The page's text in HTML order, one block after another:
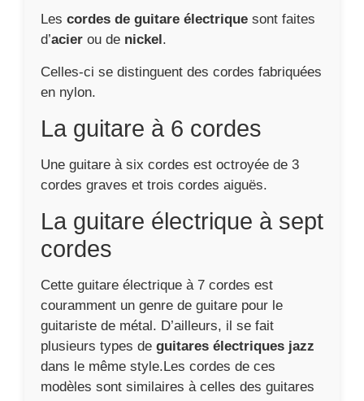
Les cordes de guitare électrique sont faites
d’acier ou de nickel.
Celles-ci se distinguent des cordes fabriquées
en nylon.
La guitare à 6 cordes
Une guitare à six cordes est octroyée de 3
cordes graves et trois cordes aiguës.
La guitare électrique à sept
cordes
Cette guitare électrique à 7 cordes est
couramment un genre de guitare pour le
guitariste de métal. D’ailleurs, il se fait
plusieurs types de guitares électriques jazz
dans le même style.Les cordes de ces
modèles sont similaires à celles des guitares